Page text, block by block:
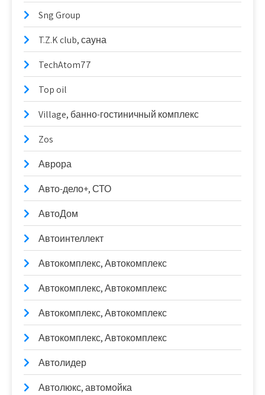
Sng Group
T.Z.K club, сауна
TechAtom77
Top oil
Village, банно-гостиничный комплекс
Zos
Аврора
Авто-дело+, СТО
АвтоДом
Автоинтеллект
Автокомплекс, Автокомплекс
Автокомплекс, Автокомплекс
Автокомплекс, Автокомплекс
Автокомплекс, Автокомплекс
Автолидер
Автолюкс, автомойка